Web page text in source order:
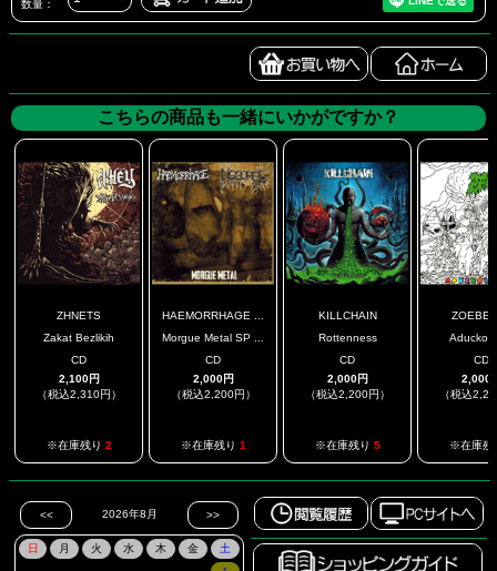
数量：
こちらの商品も一緒にいかがですか？
ZHNETS
Zakat Bezlikih
CD
2,100円
（税込2,310円）
※在庫残り 2
HAEMORRHAGE ...
Morgue Metal SP ...
CD
2,000円
（税込2,200円）
※在庫残り 1
KILLCHAIN
Rottenness
CD
2,000円
（税込2,200円）
※在庫残り 5
CD
2,000
（税込
※在庫残